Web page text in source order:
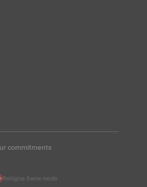
commitments
Relógios Swiss made